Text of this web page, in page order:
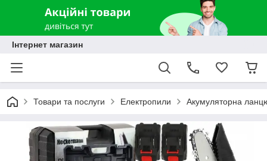
Інтернет магазин
Товари та послуги Електропили Акумуляторна